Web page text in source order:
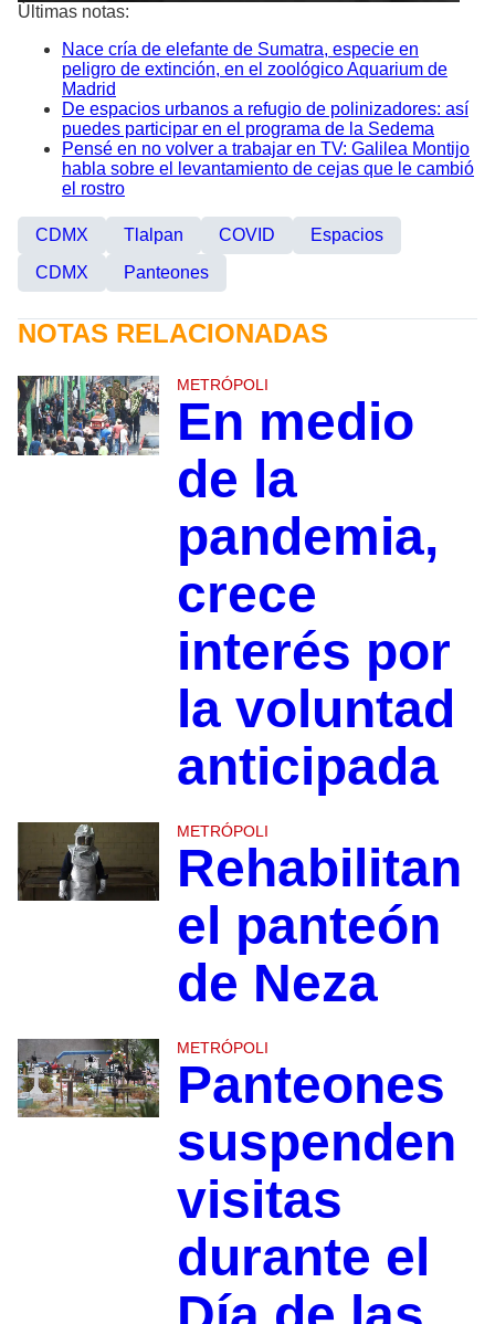
Últimas notas:
Nace cría de elefante de Sumatra, especie en
peligro de extinción, en el zoológico Aquarium de
Madrid
De espacios urbanos a refugio de polinizadores: así
puedes participar en el programa de la Sedema
Pensé en no volver a trabajar en TV: Galilea Montijo
habla sobre el levantamiento de cejas que le cambió
el rostro
CDMX Tlalpan COVID
Espacios
CDMX
Panteones
NOTAS RELACIONADAS
METRÓPOLI
En medio
de la
pandemia,
crece
interés por
la voluntad
anticipada
METRÓPOLI
Rehabilitan
el panteón
de Neza
METRÓPOLI
Panteones
suspenden
visitas
durante el